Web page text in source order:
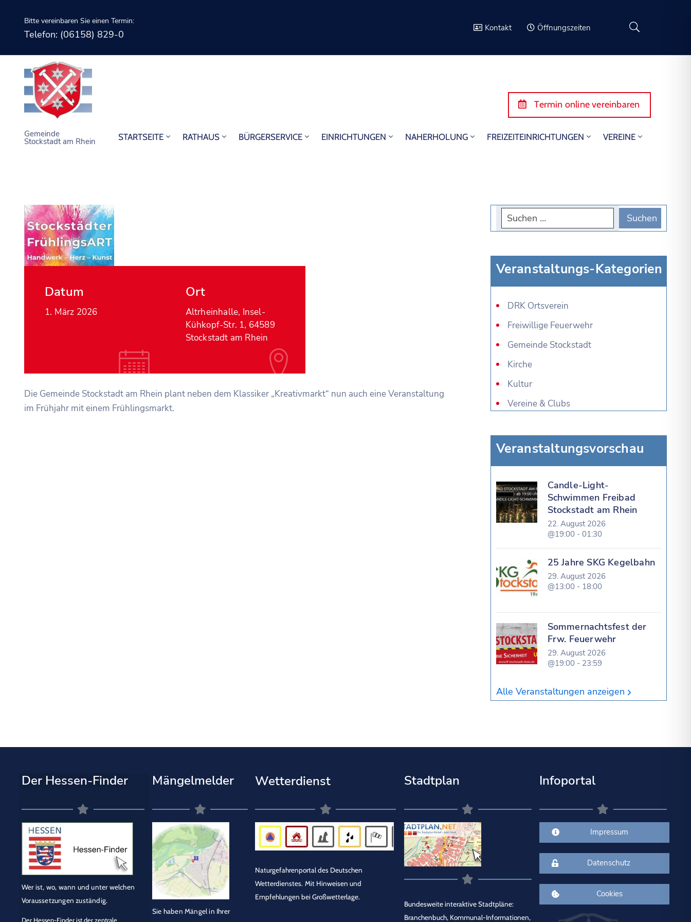
Bitte vereinbaren Sie einen Termin:
Telefon: (06158) 829-0
Kontakt Öffnungszeiten
Gemeinde
Stockstadt am Rhein
Termin online vereinbaren
STARTSEITE RATHAUS BÜRGERSERVICE EINRICHTUNGEN NAHERHOLUNG FREIZEITEINRICHTUNGEN VEREINE
Datum
1. März 2026
Ort
Altrheinhalle, Insel-
Kühkopf-Str. 1, 64589
Stockstadt am Rhein
Die Gemeinde Stockstadt am Rhein plant neben dem Klassiker „Kreativmarkt“ nun auch eine Veranstaltung
im Frühjahr mit einem Frühlingsmarkt.
Veranstaltungs-Kategorien
DRK Ortsverein
Freiwillige Feuerwehr
Gemeinde Stockstadt
Kirche
Kultur
Vereine & Clubs
Veranstaltungsvorschau
Candle-Light-
Schwimmen Freibad
Stockstadt am Rhein
22. August 2026
@19:00 - 01:30
25 Jahre SKG Kegelbahn
29. August 2026
@13:00 - 18:00
Sommernachtsfest der
Frw. Feuerwehr
29. August 2026
@19:00 - 23:59
Alle Veranstaltungen anzeigen
Der Hessen-Finder
Wer ist, wo, wann und unter welchen
Voraussetzungen zuständig.
Der Hessen-Finder ist der zentrale
Mängelmelder
Sie haben Mängel in Ihrer
Wetterdienst
Naturgefahrenportal des Deutschen
Wetterdienstes. Mit Hinweisen und
Empfehlungen bei Großwetterlage.
Stadtplan
Bundesweite interaktive Stadtpläne:
Branchenbuch, Kommunal-Informationen,
Infoportal
Impressum
Datenschutz
Cookies